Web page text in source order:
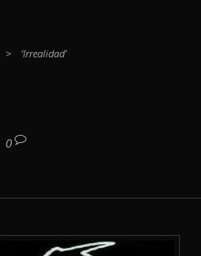
> ‘Irrealidad’
0